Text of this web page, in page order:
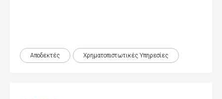
Αποδεκτές Χρηματοπιστωτικές Yπηρεσίες